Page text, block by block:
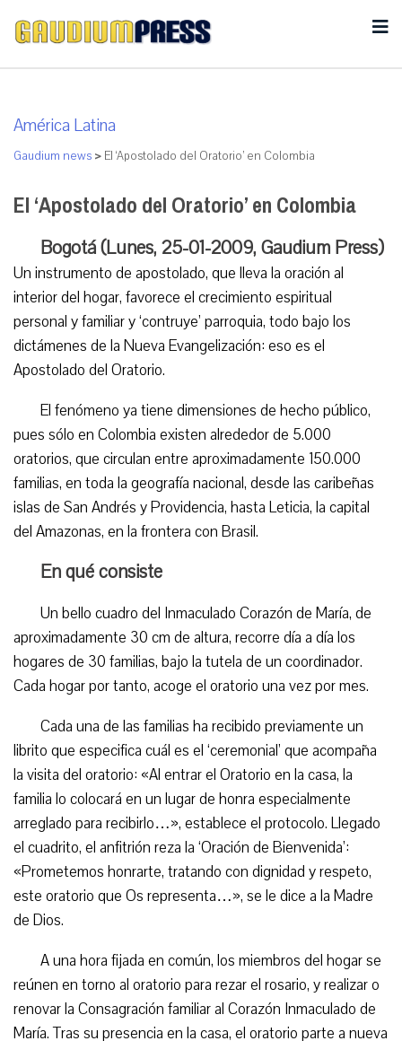
América Latina
Gaudium news > El ‘Apostolado del Oratorio’ en Colombia
El ‘Apostolado del Oratorio’ en Colombia
Bogotá (Lunes, 25-01-2009, Gaudium Press)
Un instrumento de apostolado, que lleva la oración al
interior del hogar, favorece el crecimiento espiritual
personal y familiar y ‘contruye’ parroquia, todo bajo los
dictámenes de la Nueva Evangelización: eso es el
Apostolado del Oratorio.
El fenómeno ya tiene dimensiones de hecho público,
pues sólo en Colombia existen alrededor de 5.000
oratorios, que circulan entre aproximadamente 150.000
familias, en toda la geografía nacional, desde las caribeñas
islas de San Andrés y Providencia, hasta Leticia, la capital
del Amazonas, en la frontera con Brasil.
En qué consiste
Un bello cuadro del Inmaculado Corazón de María, de
aproximadamente 30 cm de altura, recorre día a día los
hogares de 30 familias, bajo la tutela de un coordinador.
Cada hogar por tanto, acoge el oratorio una vez por mes.
Cada una de las familias ha recibido previamente un
librito que especifica cuál es el ‘ceremonial’ que acompaña
la visita del oratorio: «Al entrar el Oratorio en la casa, la
familia lo colocará en un lugar de honra especialmente
arreglado para recibirlo…», establece el protocolo. Llegado
el cuadrito, el anfitrión reza la ‘Oración de Bienvenida’:
«Prometemos honrarte, tratando con dignidad y respeto,
este oratorio que Os representa…», se le dice a la Madre
de Dios.
A una hora fijada en común, los miembros del hogar se
reúnen en torno al oratorio para rezar el rosario, y realizar o
renovar la Consagración familiar al Corazón Inmaculado de
María. Tras su presencia en la casa, el oratorio parte a nueva